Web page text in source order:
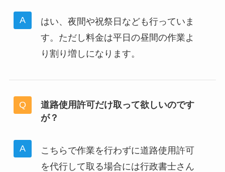
はい、夜間や祝祭日なども行っていま
す。ただし料金は平日の昼間の作業よ
り割り増しになります。
道路使用許可だけ取って欲しいのです
が？
こちらで作業を行わずに道路使用許可
を代行して取る場合には行政書士さん